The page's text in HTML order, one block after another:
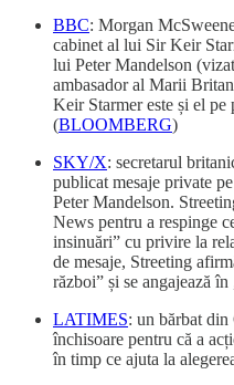
BBC: Morgan
cabinet al lui Sir Keir
lui Peter Mandelson
ambasador al Marii
Keir Starmer este și el pe
(BLOOMBERG)
SKY/X: secretarul
publicat mesaje private
Peter Mandelson.
News pentru a respinge
insinuări” cu privire la
de mesaje, Streeting
război” și se angajează
LATIMES: un bărbat
închisoare pentru că a
în timp ce ajuta la